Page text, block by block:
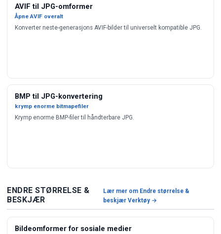
AVIF til JPG-omformer
Åpne AVIF overalt
Konverter neste-generasjons AVIF-bilder til universelt kompatible JPG.
BMP til JPG-konvertering
krymp enorme bitmapefiler
Krymp enorme BMP-filer til håndterbare JPG.
ENDRE STØRRELSE &
BESKJÆR
Lær mer om Endre størrelse &
beskjær Verktøy →
Bildeomformer for sosiale medier